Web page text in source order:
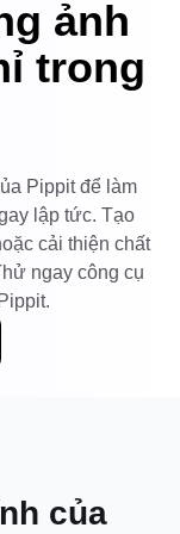
ảnh
trong
Pippit để làm
lập tức. Tạo
cải thiện chất
ngay công cụ
của